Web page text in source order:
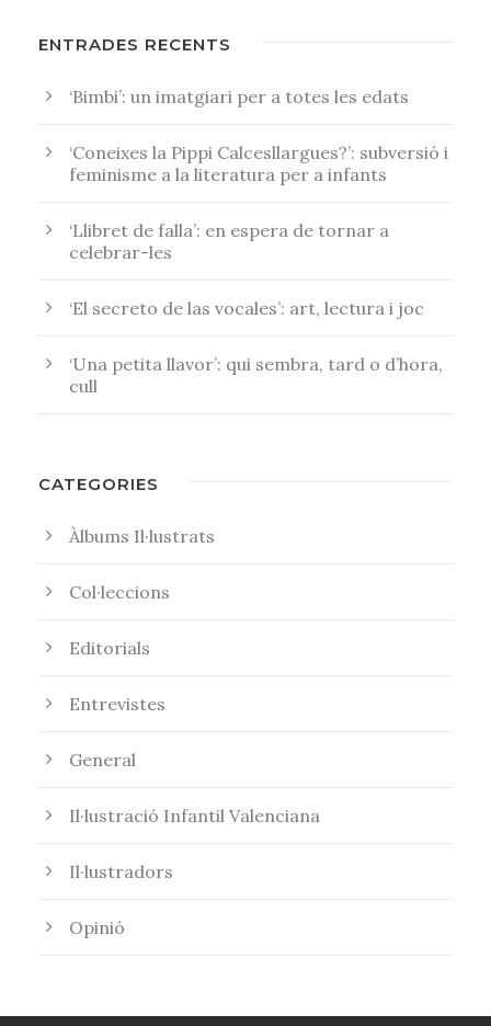
ENTRADES RECENTS
‘Bimbi’: un imatgiari per a totes les edats
‘Coneixes la Pippi Calcesllargues?’: subversió i
feminisme a la literatura per a infants
‘Llibret de falla’: en espera de tornar a
celebrar-les
‘El secreto de las vocales’: art, lectura i joc
‘Una petita llavor’: qui sembra, tard o d’hora,
cull
CATEGORIES
Àlbums Il·lustrats
Col·leccions
Editorials
Entrevistes
General
Il·lustració Infantil Valenciana
Il·lustradors
Opinió